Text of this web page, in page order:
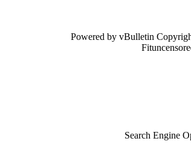
Powered by vBulletin
Search Engine